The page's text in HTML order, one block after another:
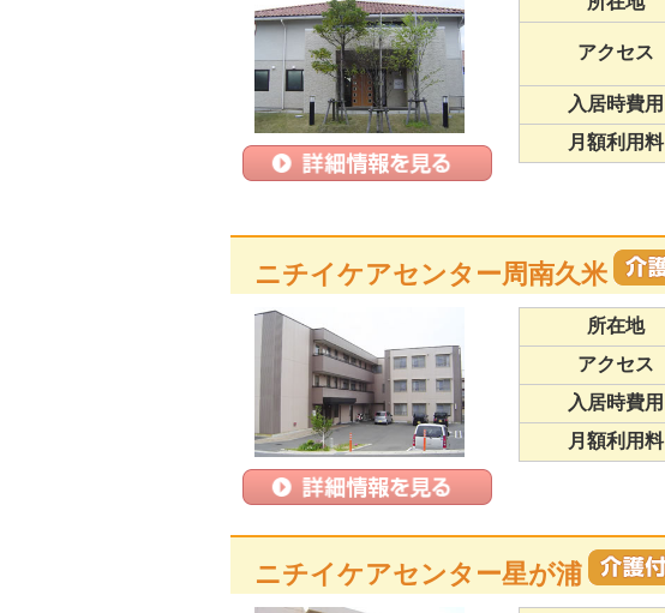
アクセス
入居時費用
月額利用料
ニチイケアセンター周南久米
所在地
アクセス
入居時費用
月額利用料
ニチイケアセンター星が浦